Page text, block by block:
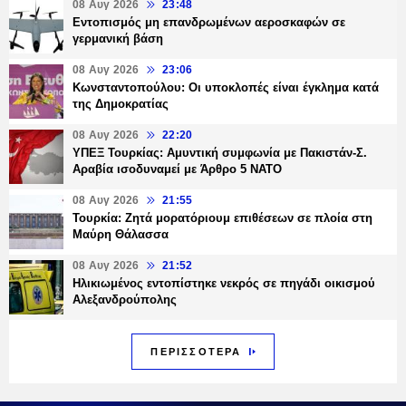
08 Αυγ 2026 23:48
Εντοπισμός μη επανδρωμένων αεροσκαφών σε
γερμανική βάση
08 Αυγ 2026 23:06
Κωνσταντοπούλου: Οι υποκλοπές είναι έγκλημα κατά
της Δημοκρατίας
08 Αυγ 2026 22:20
ΥΠΕΞ Τουρκίας: Αμυντική συμφωνία με Πακιστάν-Σ.
Αραβία ισοδυναμεί με Άρθρο 5 NATO
08 Αυγ 2026 21:55
Τουρκία: Ζητά μορατόριουμ επιθέσεων σε πλοία στη
Μαύρη Θάλασσα
08 Αυγ 2026 21:52
Ηλικιωμένος εντοπίστηκε νεκρός σε πηγάδι οικισμού
Αλεξανδρούπολης
ΠΕΡΙΣΣΟΤΕΡΑ